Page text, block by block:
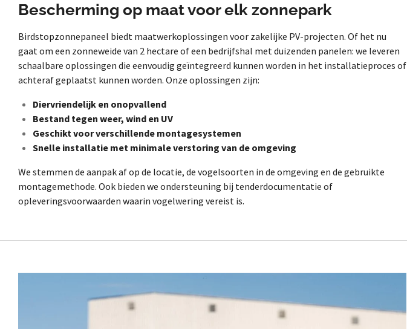
Bescherming op maat voor elk zonnepark
Birdstopzonnepaneel biedt maatwerkoplossingen voor zakelijke PV-projecten. Of het nu
gaat om een zonneweide van 2 hectare of een bedrijfshal met duizenden panelen: we leveren
schaalbare oplossingen die eenvoudig geïntegreerd kunnen worden in het installatieproces of
achteraf geplaatst kunnen worden. Onze oplossingen zijn:
Diervriendelijk en onopvallend
Bestand tegen weer, wind en UV
Geschikt voor verschillende montagesystemen
Snelle installatie met minimale verstoring van de omgeving
We stemmen de aanpak af op de locatie, de vogelsoorten in de omgeving en de gebruikte
montagemethode. Ook bieden we ondersteuning bij tenderdocumentatie of
opleveringsvoorwaarden waarin vogelwering vereist is.